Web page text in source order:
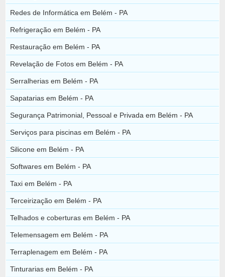
Redes de Informática em Belém - PA
Refrigeração em Belém - PA
Restauração em Belém - PA
Revelação de Fotos em Belém - PA
Serralherias em Belém - PA
Sapatarias em Belém - PA
Segurança Patrimonial, Pessoal e Privada em Belém - PA
Serviços para piscinas em Belém - PA
Silicone em Belém - PA
Softwares em Belém - PA
Taxi em Belém - PA
Terceirização em Belém - PA
Telhados e coberturas em Belém - PA
Telemensagem em Belém - PA
Terraplenagem em Belém - PA
Tinturarias em Belém - PA